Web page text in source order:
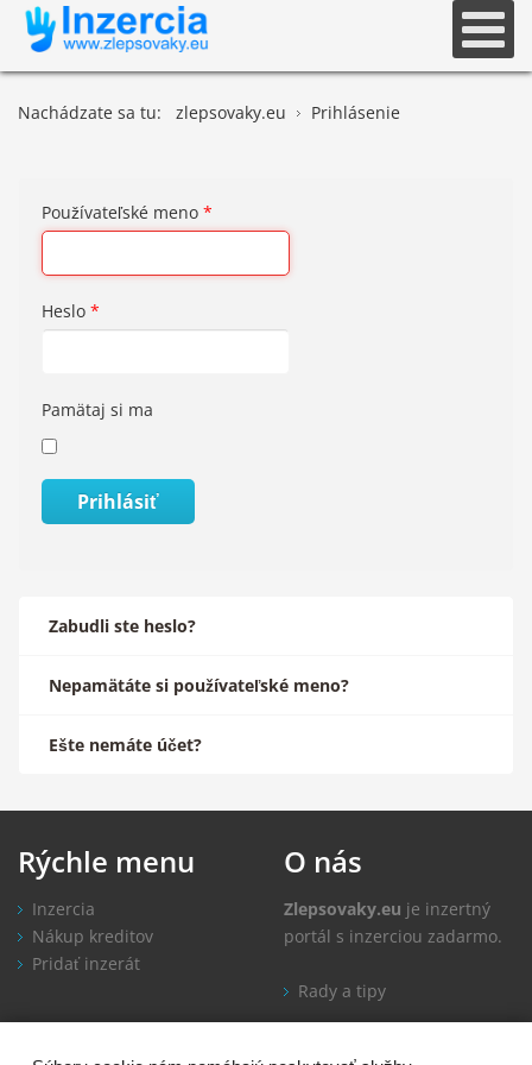
Nachádzate sa tu: zlepsovaky.eu Prihlásenie
Používateľské meno *
Heslo *
Pamätaj si ma
Prihlásiť
Zabudli ste heslo?
Nepamätáte si používateľské meno?
Ešte nemáte účet?
Rýchle menu
Inzercia
Nákup kreditov
Pridať inzerát
O nás
Zlepsovaky.eu je inzertný
portál s inzerciou zadarmo.
Rady a tipy
Informácie Kontakt